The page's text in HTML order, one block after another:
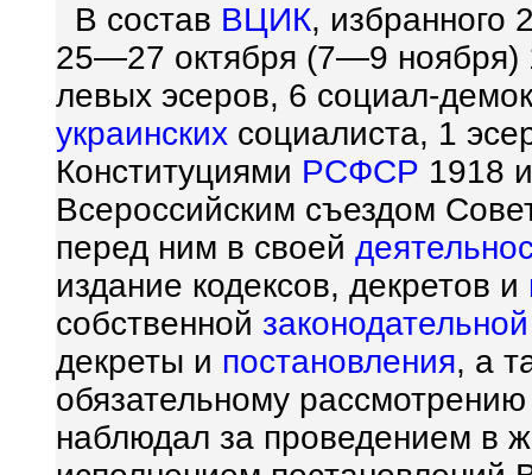
В состав ВЦИК, избранного
25—27 октября (7—9 ноября)
левых эсеров, 6 социал-
украинских социалиста, 1
Конституциями РСФСР 1918
Всероссийским съездом
перед ним в своей
издание кодексов, декретов и
собственной
декреты и постановления, а
обязательному
наблюдал за проведением в